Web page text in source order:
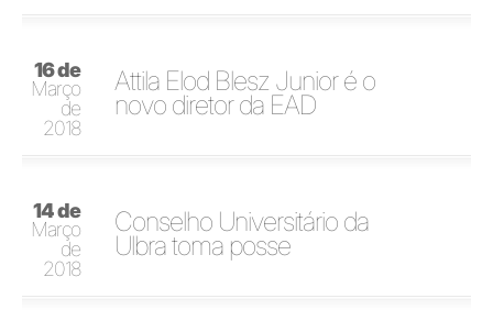
16 de
Março
de
2018
Attila Elod Blesz Junior é o
novo diretor da EAD
14 de
Março
de
2018
Conselho Universitário da
Ulbra toma posse